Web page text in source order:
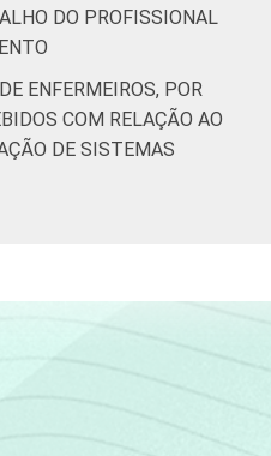
Respostas
entre
março de 2015.
/ mar 2015
DO PROFISSIONAL
ENFERMEIROS, POR
COM RELAÇÃO AO
DE SISTEMAS